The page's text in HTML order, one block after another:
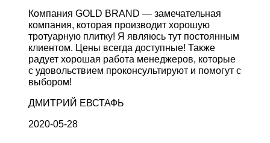
Компания GOLD BRAND — замечательная
компания, которая производит хорошую
тротуарную плитку! Я являюсь тут постоянным
клиентом. Цены всегда доступные! Также
радует хорошая работа менеджеров, которые
с удовольствием проконсультируют и помогут с
выбором!
ДМИТРИЙ ЕВСТАФЬ
2020-05-28